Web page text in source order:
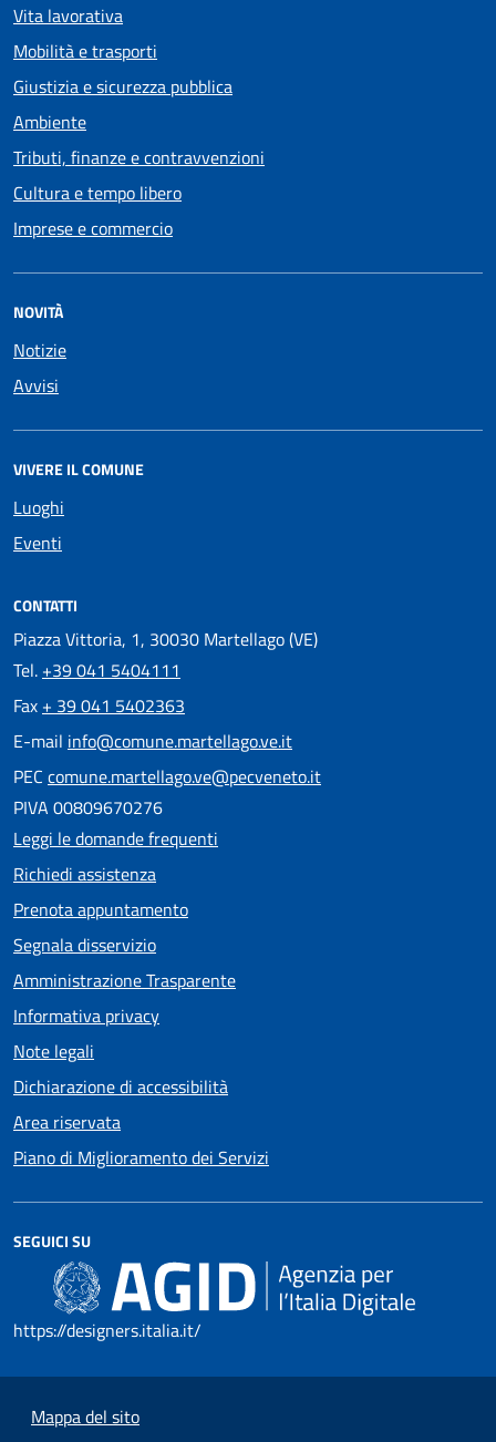
Vita lavorativa
Mobilità e trasporti
Giustizia e sicurezza pubblica
Ambiente
Tributi, finanze e contravvenzioni
Cultura e tempo libero
Imprese e commercio
NOVITÀ
Notizie
Avvisi
VIVERE IL COMUNE
Luoghi
Eventi
CONTATTI
Piazza Vittoria, 1, 30030 Martellago (VE)
Tel. +39 041 5404111
Fax + 39 041 5402363
E-mail info@comune.martellago.ve.it
PEC comune.martellago.ve@pecveneto.it
PIVA 00809670276
Leggi le domande frequenti
Richiedi assistenza
Prenota appuntamento
Segnala disservizio
Amministrazione Trasparente
Informativa privacy
Note legali
Dichiarazione di accessibilità
Area riservata
Piano di Miglioramento dei Servizi
SEGUICI SU
https://designers.italia.it/
Mappa del sito